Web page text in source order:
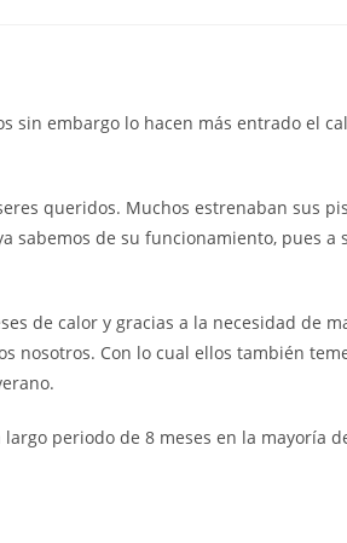
sin embargo lo hacen más entrado el
queridos. Muchos estrenaban sus
sabemos de su funcionamiento, pues a
de calor y gracias a la necesidad de
nosotros. Con lo cual ellos también
periodo de 8 meses en la mayoría